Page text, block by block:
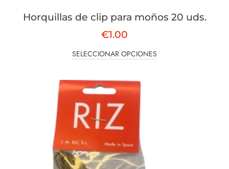
Horquillas de clip para moños 20 uds.
€1.00
SELECCIONAR OPCIONES